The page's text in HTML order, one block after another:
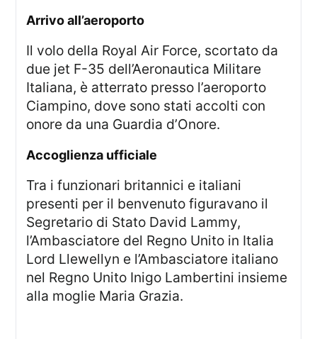
arrivo all’aeroporto
Il volo della Royal Air Force, scortato da
due jet F-35 dell’Aeronautica Militare
Italiana, è atterrato presso l’aeroporto
Ciampino, dove sono stati accolti con
onore da una Guardia d’Onore.
accoglienza ufficiale
Tra i funzionari britannici e italiani
presenti per il benvenuto figuravano il
Segretario di Stato David Lammy,
l’Ambasciatore del Regno Unito in Italia
Lord Llewellyn e l’Ambasciatore italiano
nel Regno Unito Inigo Lambertini insieme
alla moglie Maria Grazia.